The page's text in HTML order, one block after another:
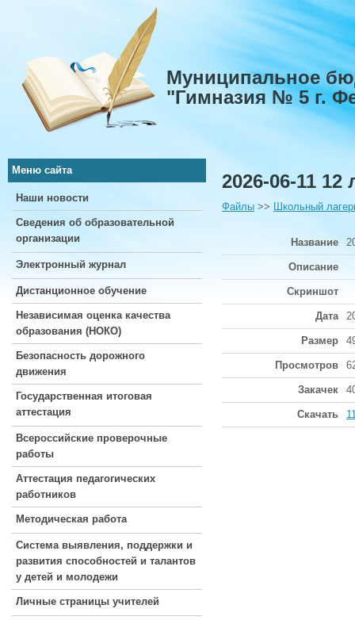
Муниципальное
"Гимназия № 5 г.
Меню сайта
Наши новости
Сведения об образовательной
организации
Электронный журнал
Дистанционное обучение
Независимая оценка качества
образования (НОКО)
Безопасность дорожного
движения
Государственная итоговая
аттестация
Всероссийские проверочные
работы
Аттестация педагогических
работников
Методическая работа
Система выявления, поддержки и
развития способностей и талантов
у детей и молодежи
Личные страницы учителей
2026-06-11 12
Файлы >> Школьный
Название
Описание
Скриншот
Дата
Размер
Просмотров
Закачек
Скачать